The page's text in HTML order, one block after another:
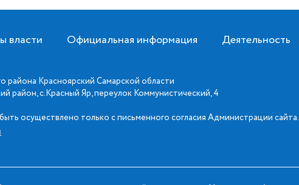
власти Официальная информация Деятельность
Красноярский Самарской области
район, с.Красный Яр, переулок Коммунистический, 4
осуществлено только с письменного согласия Администрации сайта.